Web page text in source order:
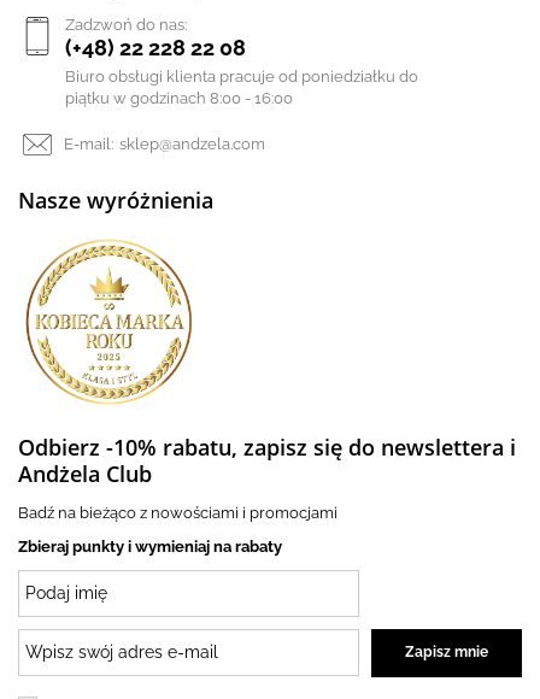
Zadzwoń do nas:
(+48) 22 228 22 08
Biuro obsługi klienta pracuje od poniedziałku do
piątku w godzinach 8:00 - 16:00
E-mail: sklep@andzela.com
Nasze wyróżnienia
Odbierz -10% rabatu, zapisz się do newslettera i
Andżela Club
Badź na bieżąco z nowościami i promocjami
Zbieraj punkty i wymieniaj na rabaty